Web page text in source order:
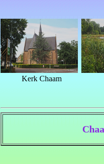
Kerk Chaam